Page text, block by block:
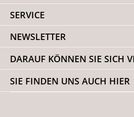
SERVICE
NEWSLETTER
DARAUF KÖNNEN SIE SICH
SIE FINDEN UNS AUCH HIER